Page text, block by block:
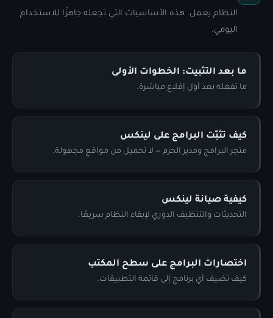
النظام يعمل. هذه الأساسيات التي تجعله جاهزًا للاستخدام
اليومي.
ما بعد التثبيت: الخطوات الأولى
ما تفعله بعد أول إقلاع مباشرة.
كيف تثبّت البرامج على لينكس
متجر البرامج ومدير الحزم — لا تحميل من مواقع مجهولة.
كيفية صيانة لينكس
التحديثات والتنظيف الدوري لإبقاء النظام سريعًا.
اختصارات البرامج على سطح المكتب
كيف تضيف أي برنامج إلى قائمة التطبيقات.